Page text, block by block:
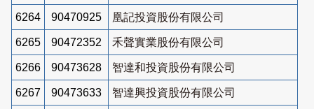
6264 90470925 凰記投資股份有限公司
6265 90472352 禾聲實業股份有限公司
6266 90473628 智達和投資股份有限公司
6267 90473633 智達興投資股份有限公司